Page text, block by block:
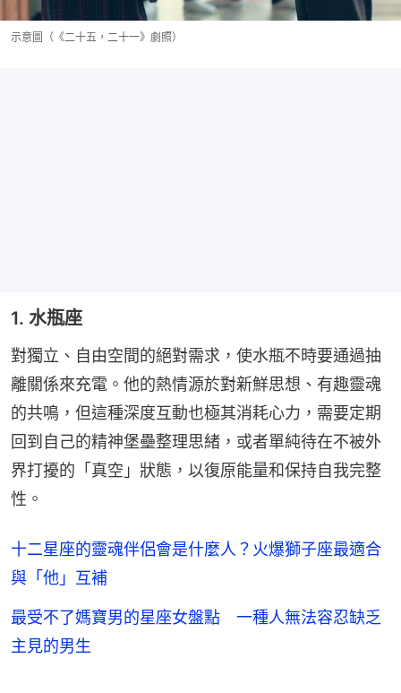
示意圖（《二十五，二十一》劇照）
1. 水瓶座
對獨立、自由空間的絕對需求，使水瓶不時要通過抽
離關係來充電。他的熱情源於對新鮮思想、有趣靈魂
的共鳴，但這種深度互動也極其消耗心力，需要定期
回到自己的精神堡壘整理思緒，或者單純待在不被外
界打擾的「真空」狀態，以復原能量和保持自我完整
性。
十二星座的靈魂伴侶會是什麼人？火爆獅子座最適合
與「他」互補
最受不了媽寶男的星座女盤點 一種人無法容忍缺乏
主見的男生